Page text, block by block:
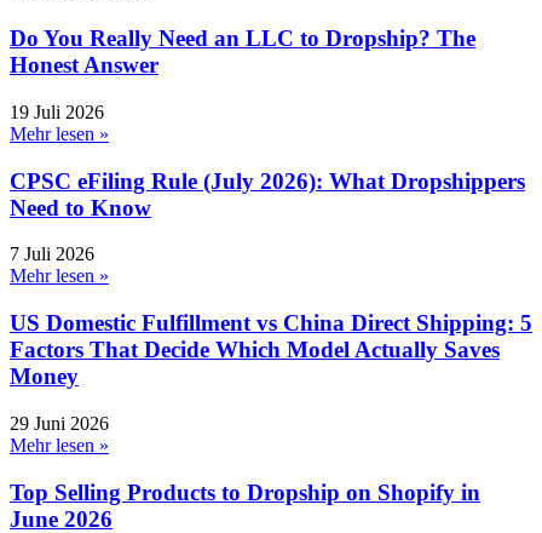
Do You Really Need an LLC to Dropship? The
Honest Answer
19 Juli 2026
Mehr lesen »
CPSC eFiling Rule (July 2026): What Dropshippers
Need to Know
7 Juli 2026
Mehr lesen »
US Domestic Fulfillment vs China Direct Shipping: 5
Factors That Decide Which Model Actually Saves
Money
29 Juni 2026
Mehr lesen »
Top Selling Products to Dropship on Shopify in
June 2026